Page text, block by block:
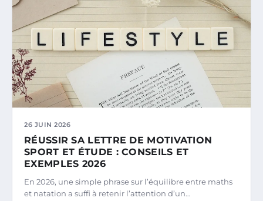
26 JUIN 2026
RÉUSSIR SA LETTRE DE MOTIVATION
SPORT ET ÉTUDE : CONSEILS ET
EXEMPLES 2026
En 2026, une simple phrase sur l’équilibre entre maths
et natation a suffi à retenir l’attention d’un…